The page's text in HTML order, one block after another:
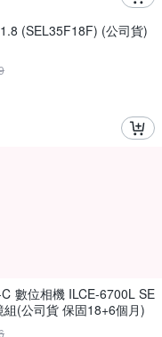
(SEL35F18F) (公司貨)
C 數位相機 ILCE-6700L SE
(公司貨 保固18+6個月)